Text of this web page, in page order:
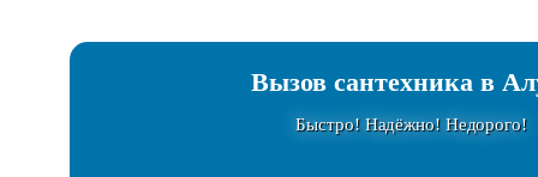
Вызов сантехника в
Быстро! Надёжно! Недорого!